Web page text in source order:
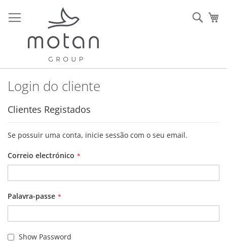
para
o
Conteúdo
Login do cliente
Clientes Registados
Se possuir uma conta, inicie sessão com o seu email.
Correio electrónico
Palavra-passe
Show Password